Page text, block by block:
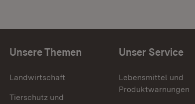
Unsere Themen
Landwirtschaft
Tierschutz und
Unser Service
Lebensmittel und
Produktwarnungen